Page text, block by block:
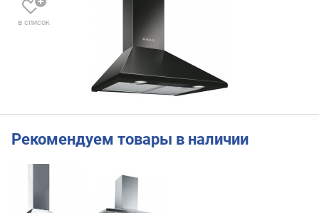
в список
Рекомендуем товары в наличии